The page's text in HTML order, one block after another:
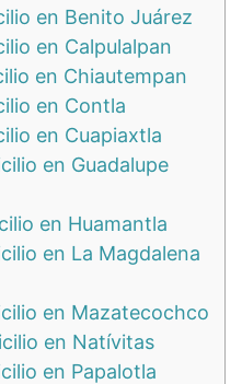
en Benito Juárez
en Calpulalpan
en Chiautempan
en Contla
en Cuapiaxtla
en Guadalupe
en Huamantla
en La Magdalena
en Mazatecochco
en Natívitas
en Papalotla